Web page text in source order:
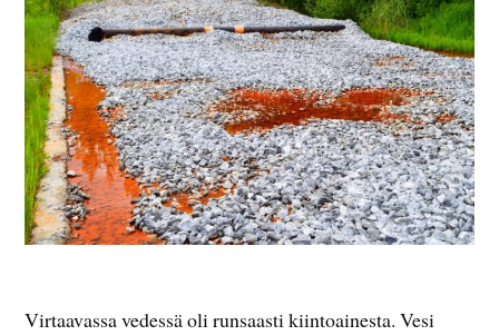
Virtaavassa vedessä oli runsaasti kiintoainesta. Vesi